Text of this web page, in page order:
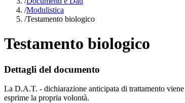
/Modulistica
/Testamento biologico
Testamento biologico
Dettagli del documento
La D.A.T. - dichiarazione anticipata di trattamento
esprime la propria volontà.